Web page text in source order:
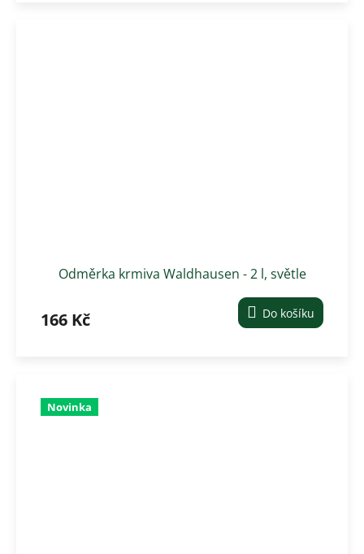
Odměrka krmiva Waldhausen - 2 l, světle
166 Kč Do košíku
Novinka